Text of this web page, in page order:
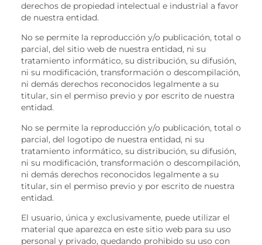
derechos de propiedad intelectual e industrial a favor
de nuestra entidad.
No se permite la reproducción y/o publicación, total o
parcial, del sitio web de nuestra entidad, ni su
tratamiento informático, su distribución, su difusión,
ni su modificación, transformación o descompilación,
ni demás derechos reconocidos legalmente a su
titular, sin el permiso previo y por escrito de nuestra
entidad.
No se permite la reproducción y/o publicación, total o
parcial, del logotipo de nuestra entidad, ni su
tratamiento informático, su distribución, su difusión,
ni su modificación, transformación o descompilación,
ni demás derechos reconocidos legalmente a su
titular, sin el permiso previo y por escrito de nuestra
entidad.
El usuario, única y exclusivamente, puede utilizar el
material que aparezca en este sitio web para su uso
personal y privado, quedando prohibido su uso con